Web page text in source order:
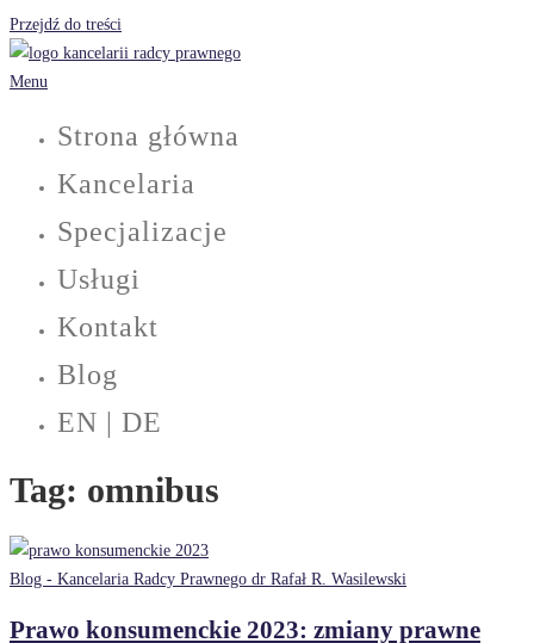
Przejdź do treści
Menu
Strona główna
Kancelaria
Specjalizacje
Usługi
Kontakt
Blog
EN | DE
Tag: omnibus
Blog - Kancelaria Radcy Prawnego dr Rafał R. Wasilewski
Prawo konsumenckie 2023: zmiany prawne